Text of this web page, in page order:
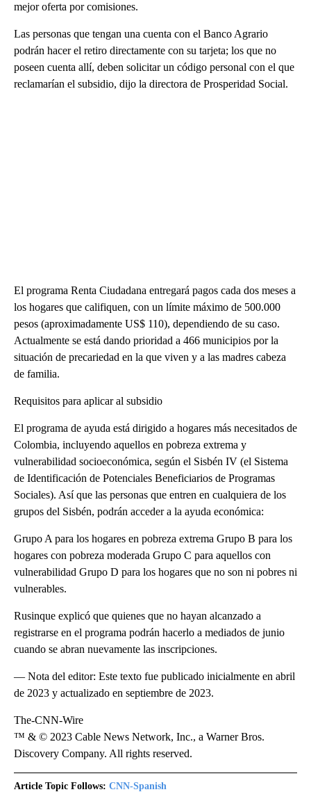
mejor oferta por comisiones.
Las personas que tengan una cuenta con el Banco Agrario
podrán hacer el retiro directamente con su tarjeta; los que no
poseen cuenta allí, deben solicitar un código personal con el que
reclamarían el subsidio, dijo la directora de Prosperidad Social.
El programa Renta Ciudadana entregará pagos cada dos meses a
los hogares que califiquen, con un límite máximo de 500.000
pesos (aproximadamente US$ 110), dependiendo de su caso.
Actualmente se está dando prioridad a 466 municipios por la
situación de precariedad en la que viven y a las madres cabeza
de familia.
Requisitos para aplicar al subsidio
El programa de ayuda está dirigido a hogares más necesitados de
Colombia, incluyendo aquellos en pobreza extrema y
vulnerabilidad socioeconómica, según el Sisbén IV (el Sistema
de Identificación de Potenciales Beneficiarios de Programas
Sociales). Así que las personas que entren en cualquiera de los
grupos del Sisbén, podrán acceder a la ayuda económica:
Grupo A para los hogares en pobreza extrema Grupo B para los
hogares con pobreza moderada Grupo C para aquellos con
vulnerabilidad Grupo D para los hogares que no son ni pobres ni
vulnerables.
Rusinque explicó que quienes que no hayan alcanzado a
registrarse en el programa podrán hacerlo a mediados de junio
cuando se abran nuevamente las inscripciones.
— Nota del editor: Este texto fue publicado inicialmente en abril
de 2023 y actualizado en septiembre de 2023.
The-CNN-Wire
™ & © 2023 Cable News Network, Inc., a Warner Bros.
Discovery Company. All rights reserved.
Article Topic Follows: CNN-Spanish